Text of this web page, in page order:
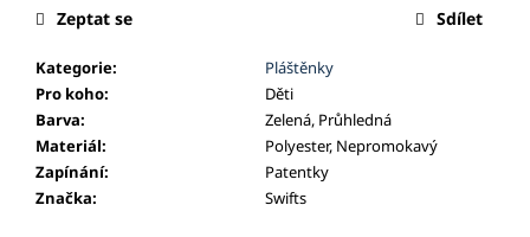
Kategorie:
Pláštěnky
Pro koho:
Děti
Barva:
Zelená, Průhledná
Materiál:
Polyester, Nepromokavý
Zapínání:
Patentky
Značka: Swifts
Zeptat se Sdílet